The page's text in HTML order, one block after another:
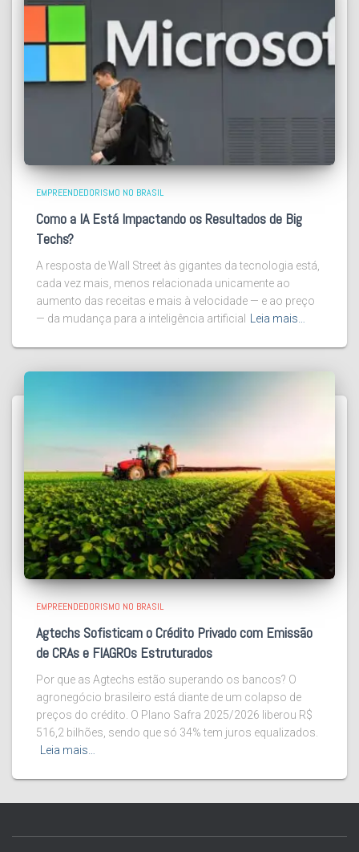
EMPREENDEDORISMO NO BRASIL
Como a IA Está Impactando os Resultados de Big
Techs?
A resposta de Wall Street às gigantes da tecnologia está,
cada vez mais, menos relacionada unicamente ao
aumento das receitas e mais à velocidade — e ao preço
— da mudança para a inteligência artificial
Leia mais…
EMPREENDEDORISMO NO BRASIL
Agtechs Sofisticam o Crédito Privado com Emissão
de CRAs e FIAGROs Estruturados
Por que as Agtechs estão superando os bancos? O
agronegócio brasileiro está diante de um colapso de
preços do crédito. O Plano Safra 2025/2026 liberou R$
516,2 bilhões, sendo que só 34% tem juros equalizados.
Leia mais…